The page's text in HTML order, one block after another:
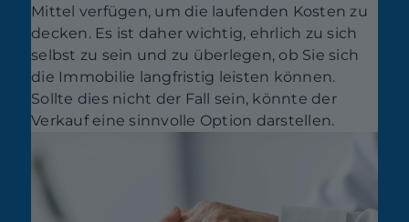
Mittel verfügen, um die laufenden Kosten zu
decken. Es ist daher wichtig, ehrlich zu sich
selbst zu sein und zu überlegen, ob Sie sich
die Immobilie langfristig leisten können.
Sollte dies nicht der Fall sein, könnte der
Verkauf eine sinnvolle Option darstellen.